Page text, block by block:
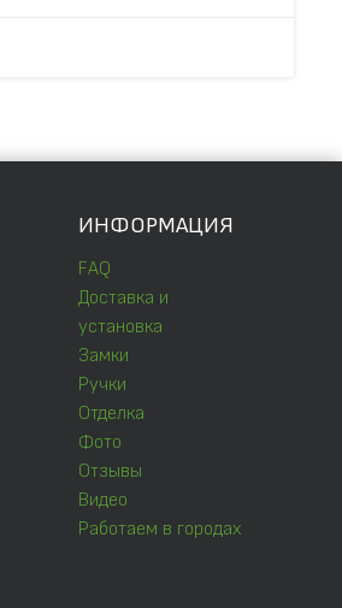
ИНФОРМАЦИЯ
FAQ
Доставка и
установка
Замки
Ручки
Отделка
Фото
Отзывы
Видео
Работаем в городах